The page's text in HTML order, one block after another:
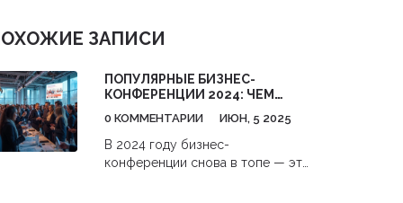
ЗАПИСИ
ПОПУЛЯРНЫЕ БИЗНЕС-
КОНФЕРЕНЦИИ 2024: ЧЕМ
0 КОММЕНТАРИИ ИЮН, 5 2025
В 2024 году бизнес-
конференции снова в топе — это